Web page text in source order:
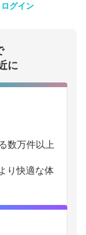
ログイン
に
数万件以上
り快適な体